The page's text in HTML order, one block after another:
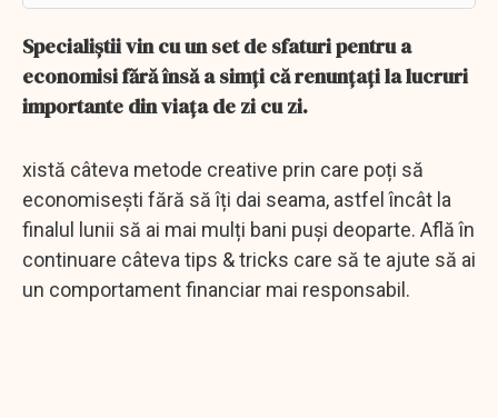
Specialiştii vin cu un set de sfaturi pentru a
economisi fără însă a simţi că renunţaţi la lucruri
importante din viaţa de zi cu zi.
xistă câteva metode creative prin care poți să
economisești fără să îți dai seama, astfel încât la
finalul lunii să ai mai mulți bani puși deoparte. Află în
continuare câteva tips & tricks care să te ajute să ai
un comportament financiar mai responsabil.